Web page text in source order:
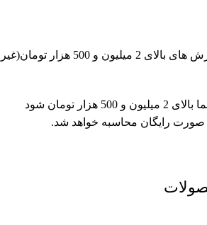
ارسال رایگان برای سفارش های بالای 2 میلیون و 500 هزار تومان(غیر
چنانچه جمع سبد خرید شما بالای 2 میلیون و 500 هزار تومان شود
صورت رایگان محاسبه خواهد شد.